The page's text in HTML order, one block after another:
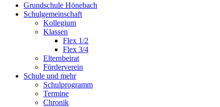
Grundschule Hönebach
Schulgemeinschaft
Kollegium
Klassen
Flex 1/2
Flex 3/4
Elternbeirat
Förderverein
Schule und mehr
Schulprogramm
Termine
Chronik